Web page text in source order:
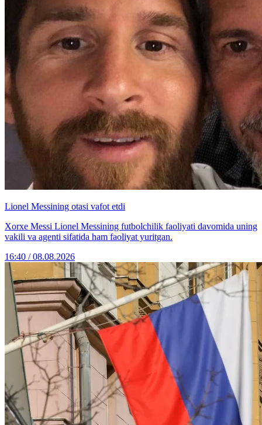
Lionel Messining otasi vafot etdi
Xorxe Messi Lionel Messining futbolchilik faoliyati davomida uning
vakili va agenti sifatida ham faoliyat yuritgan.
16:40 / 08.08.2026